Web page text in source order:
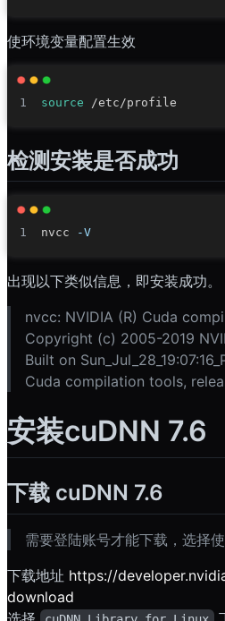
使环境变量配置生效
source
检测安装是否成功
nvcc -V
出现以下类似信息，即安装成功。
nvcc: NVIDIA (R) Cuda
Copyright (c) 2005-2019
Built on
Cuda compilation tools,
安装cuDNN 7.6
下载 cuDNN 7.6
需要登陆账号才能下载，选择
下载地址 https://
download